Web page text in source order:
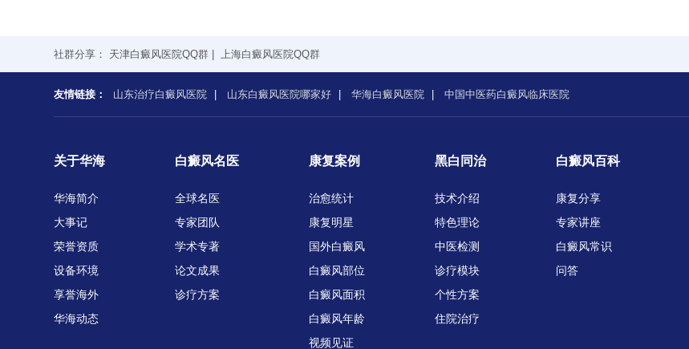
社群分享： 天津白癜风医院QQ群 上海白癜风医院QQ群
友情链接： 山东治疗白癜风医院 山东白癜风医院哪家好 华海白癜风医院 中国中医药白癜风临床医院
关于华海
华海简介
大事记
荣誉资质
设备环境
享誉海外
华海动态
白癜风名医
全球名医
专家团队
学术专著
论文成果
诊疗方案
康复案例
治愈统计
康复明星
国外白癜风
白癜风部位
白癜风面积
白癜风年龄
视频见证
黑白同治
技术介绍
特色理论
中医检测
诊疗模块
个性方案
住院治疗
白癜风百科
康复分享
专家讲座
白癜风常识
问答